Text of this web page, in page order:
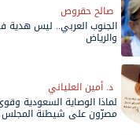
صالح حقروص
الجنوب العربي.. ليس هدية
والرياض
د. أمين العلياني
لماذا الوصاية السعودية
مصرّون على شيطنة المجلس